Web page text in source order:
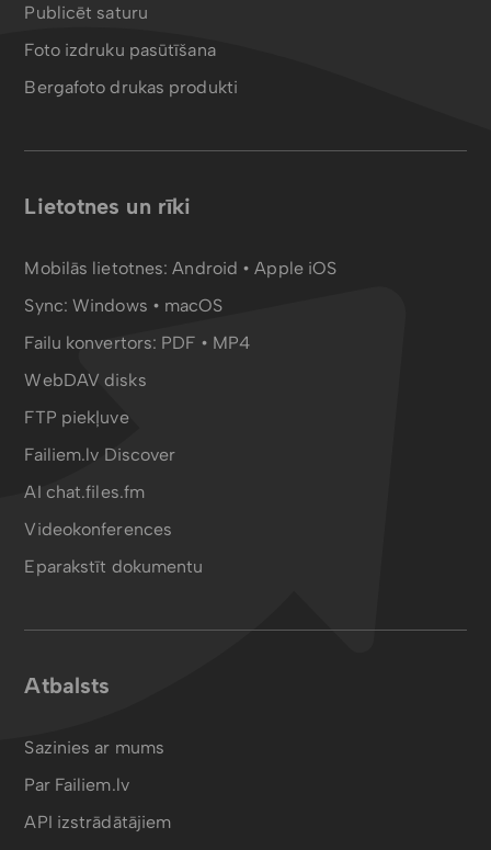
Publicēt saturu
Foto izdruku pasūtīšana
Bergafoto drukas produkti
Lietotnes un rīki
Mobilās lietotnes:Android •Apple iOS
Sync:Windows • macOS
Failu konvertors: PDF • MP4
WebDAV disks
FTP piekļuve
Failiem.lv Discover
AI chat.files.fm
Videokonferences
Eparakstīt dokumentu
Atbalsts
Sazinies ar mums
Par Failiem.lv
API izstrādātājiem